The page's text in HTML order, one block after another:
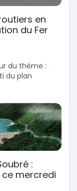
en
du Fer
du thème :
du plan
:
mercredi